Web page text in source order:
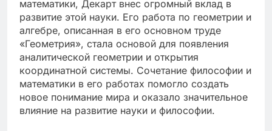
математики, Декарт внес огромный вклад в
развитие этой науки. Его работа по геометрии и
алгебре, описанная в его основном труде
«Геометрия», стала основой для появления
аналитической геометрии и открытия
координатной системы. Сочетание философии и
математики в его работах помогло создать
новое понимание мира и оказало значительное
влияние на развитие науки и философии.